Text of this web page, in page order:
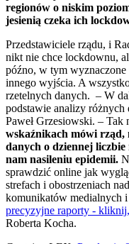
regionów o niskim
jesienią czeka ich
Przedstawiciele rządu, i
nikt nie chce lockdownu,
późno, w tym wyznaczone
innego wyjścia. A
rzetelnych danych. – W
podstawie analizy różnych
Paweł Grzesiowski. – Tak
wskaźnikach mówi
danych o dziennej
nam nasileniu epidemii.
sprawdzić online jak
strefach i obostrzeniach
komunikatów medialnych
precyzyjne raporty -
Roberta Kocha.